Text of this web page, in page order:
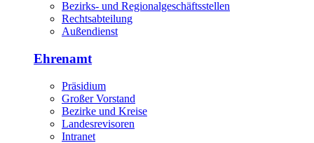
Bezirks- und Regionalgeschäftsstellen
Rechtsabteilung
Außendienst
Ehrenamt
Präsidium
Großer Vorstand
Bezirke und Kreise
Landesrevisoren
Intranet